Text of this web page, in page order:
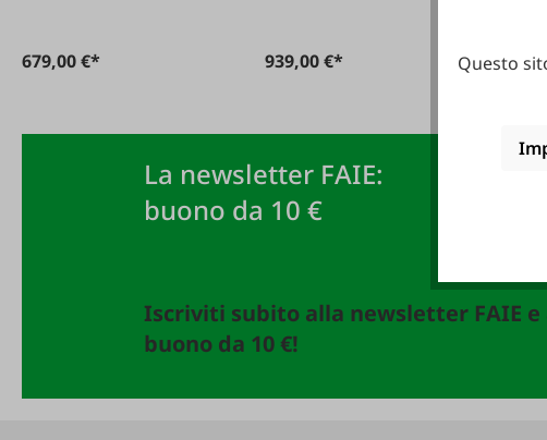
679,00 €* 939,00 €*
La newsletter FAIE:
buono da 10 €
Iscriviti subito alla newsletter FAIE
buono da 10 €!
Questo